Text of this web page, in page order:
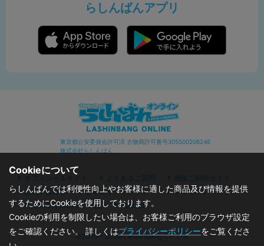
らしんばんアプリ
東京都公安委員会許可済 古物商許可番号305500206246
株式会社らしんばん
オフィシャルサイト よくあるご質問
通販ご利用ガイド
お問い合わせ
セキュリティポリシー
プライバシーポリシー
特定商取引に関する表記
利用規約
©2019 - 2026 Lashinbang Co.,Ltd.
Cookieについて
らしんばんでは利便性向上やお客様に適した商品及び情報を提供
するためにCookieを使用しております。
Cookieの利用を制限したい場合は、お客様ご利用のブラウザ設定
をご確認ください。 詳しくはプライバシーポリシーをご覧くださ